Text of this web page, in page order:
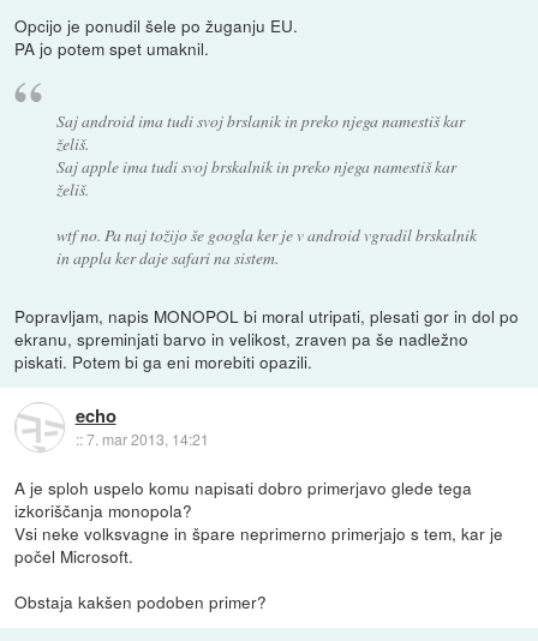
Opcijo je ponudil šele po žuganju EU.
PA jo potem spet umaknil.
Saj android ima tudi svoj brslanik in preko njega namestiš kar
želiš.
Saj apple ima tudi svoj brskalnik in preko njega namestiš kar
želiš.
wtf no. Pa naj tožijo še googla ker je v android vgradil brskalnik
in appla ker daje safari na sistem.
Popravljam, napis MONOPOL bi moral utripati, plesati gor in dol po
ekranu, spreminjati barvo in velikost, zraven pa še nadležno
piskati. Potem bi ga eni morebiti opazili.
echo
::7. mar 2013, 14:21
A je sploh uspelo komu napisati dobro primerjavo glede tega
izkoriščanja monopola?
Vsi neke volksvagne in špare neprimerno primerjajo s tem, kar je
počel Microsoft.
Obstaja kakšen podoben primer?